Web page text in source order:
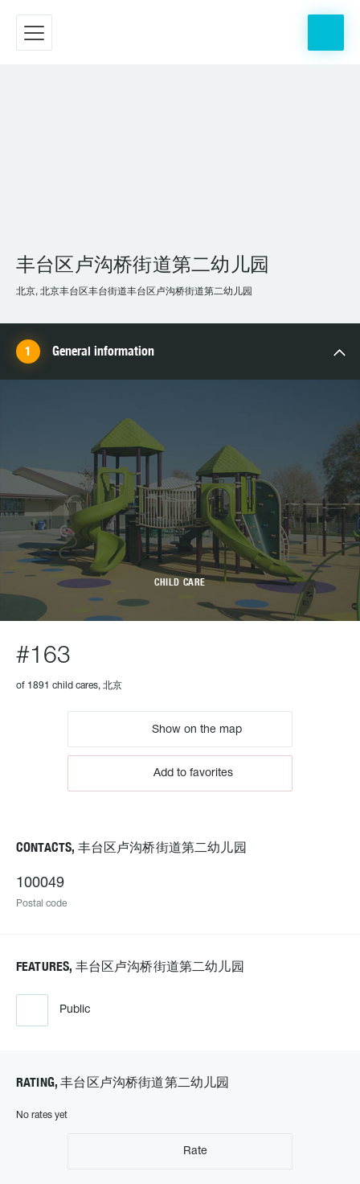
丰台区卢沟桥街道第二幼儿园
北京, 北京丰台区丰台街道丰台区卢沟桥街道第二幼儿园
General information
CHILD CARE
#163
of 1891 child cares, 北京
Show on the map
Add to favorites
CONTACTS, 丰台区卢沟桥街道第二幼儿园
100049
Postal code
FEATURES, 丰台区卢沟桥街道第二幼儿园
Public
RATING, 丰台区卢沟桥街道第二幼儿园
No rates yet
Rate